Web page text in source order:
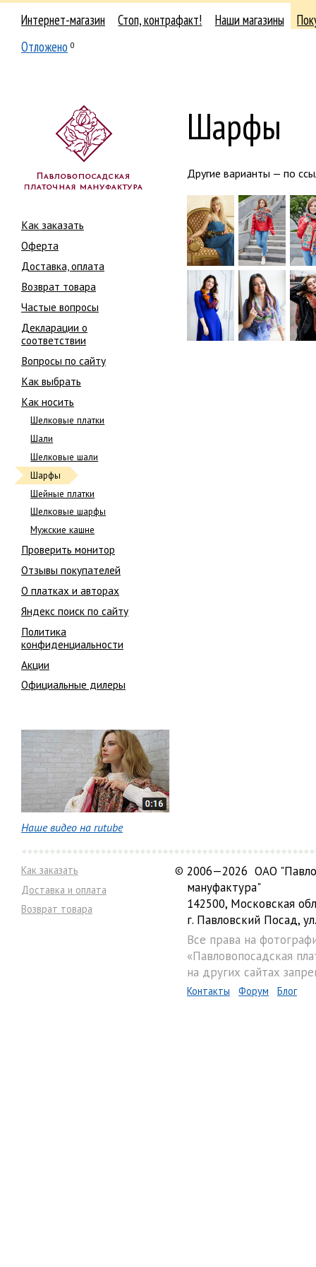
Интернет-магазин Стоп, контрафакт! Наши магазины
Отложено 0
Как заказать
Оферта
Доставка, оплата
Возврат товара
Частые вопросы
Декларации о
соответствии
Вопросы по сайту
Как выбрать
Как носить
Шелковые платки
Шали
Шелковые шали
Шарфы
Шейные платки
Шелковые шарфы
Мужские кашне
Проверить монитор
Отзывы покупателей
О платках и авторах
Яндекс поиск по сайту
Политика
конфиденциальности
Акции
Официальные дилеры
Наше видео на rutube
Шарфы
Другие варианты — по
Как заказать
Доставка и оплата
Возврат товара
© 2006—2026 ОАО
мануфактура"
142500, Московская
г. Павловский Посад,
Все права на
«Павловопосадская
на других сайтах
Контакты Форум Блог